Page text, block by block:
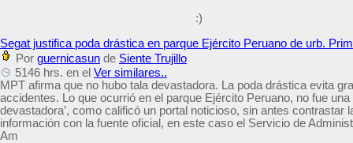
:)
Segat justifica poda drástica en parque Ejército Peruano de urb.
Por guernicasun de Siente Trujillo
5146 hrs. en el Ver similares..
MPT afirma que no hubo tala devastadora. La poda drástica evita
accidentes. Lo que ocurrió en el parque Ejército Peruano, no fue una
devastadora’, como calificó un portal noticioso, sin antes contrastar
información con la fuente oficial, en este caso el Servicio de
Am